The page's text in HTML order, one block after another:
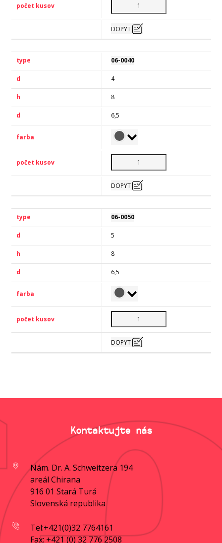
DOPYT
06-0040
4
8
6,5
DOPYT
06-0050
5
8
6,5
DOPYT
Kontaktujte nás
Nám. Dr. A. Schweitzera 194
areál Chirana
916 01 Stará Turá
Slovenská republika
Tel:+421(0)32 7764161
Fax: +421 (0) 32 776 2508